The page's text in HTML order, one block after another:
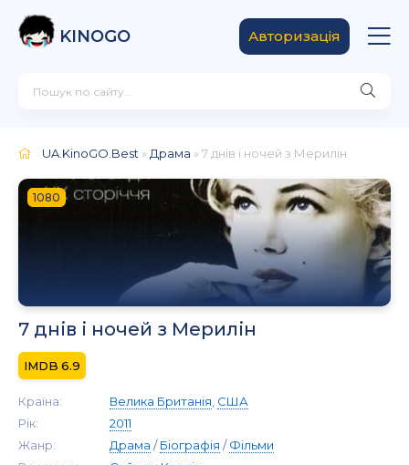
KINOGO Авторизація
UA.KinoGO.Best » Драма » 7 днів і ночей з Мерилін
1080
7 днів і ночей з Мерилін
6.9
Країна: Велика Британія США
Рік:
2011
Жанр:
Драма /Біографія /Фільми